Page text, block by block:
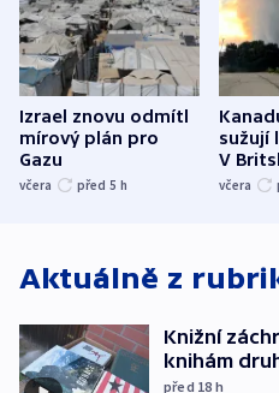
Izrael znovu odmítl
mírový plán pro
Gazu
včera před 5 h
sužují
V
včera
Aktuálně z
Knižní
knihám
před 18 h